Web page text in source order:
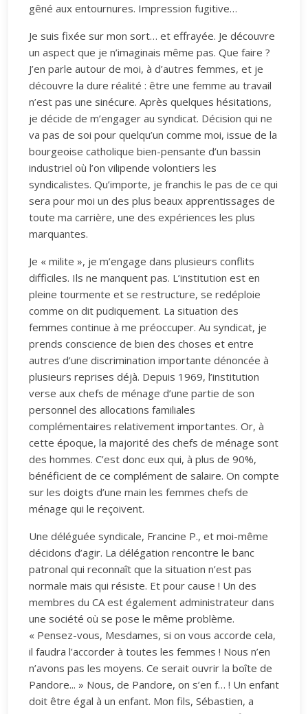
gêné aux entournures. Impression fugitive…
Je suis fixée sur mon sort… et effrayée. Je découvre
un aspect que je n’imaginais même pas. Que faire ?
J’en parle autour de moi, à d’autres femmes, et je
découvre la dure réalité : être une femme au travail
n’est pas une sinécure. Après quelques hésitations,
je décide de m’engager au syndicat. Décision qui ne
va pas de soi pour quelqu’un comme moi, issue de la
bourgeoise catholique bien-pensante d’un bassin
industriel où l’on vilipende volontiers les
syndicalistes. Qu’importe, je franchis le pas de ce qui
sera pour moi un des plus beaux apprentissages de
toute ma carrière, une des expériences les plus
marquantes.
Je « milite », je m’engage dans plusieurs conflits
difficiles. Ils ne manquent pas. L’institution est en
pleine tourmente et se restructure, se redéploie
comme on dit pudiquement. La situation des
femmes continue à me préoccuper. Au syndicat, je
prends conscience de bien des choses et entre
autres d’une discrimination importante dénoncée à
plusieurs reprises déjà. Depuis 1969, l’institution
verse aux chefs de ménage d’une partie de son
personnel des allocations familiales
complémentaires relativement importantes. Or, à
cette époque, la majorité des chefs de ménage sont
des hommes. C’est donc eux qui, à plus de 90%,
bénéficient de ce complément de salaire. On compte
sur les doigts d’une main les femmes chefs de
ménage qui le reçoivent.
Une déléguée syndicale, Francine P., et moi-même
décidons d’agir. La délégation rencontre le banc
patronal qui reconnaît que la situation n’est pas
normale mais qui résiste. Et pour cause ! Un des
membres du CA est également administrateur dans
une société où se pose le même problème.
« Pensez-vous, Mesdames, si on vous accorde cela,
il faudra l’accorder à toutes les femmes ! Nous n’en
n’avons pas les moyens. Ce serait ouvrir la boîte de
Pandore... » Nous, de Pandore, on s’en f… ! Un enfant
doit être égal à un enfant. Mon fils, Sébastien, a